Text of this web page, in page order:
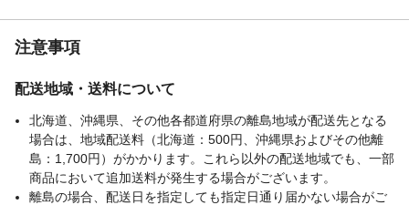
注意事項
配送地域・送料について
北海道、沖縄県、その他各都道府県の離島地域が配送先となる
場合は、地域配送料（北海道：500円、沖縄県およびその他離
島：1,700円）がかかります。これら以外の配送地域でも、一部
商品において追加送料が発生する場合がございます。
離島の場合、配送日を指定しても指定日通り届かない場合がご